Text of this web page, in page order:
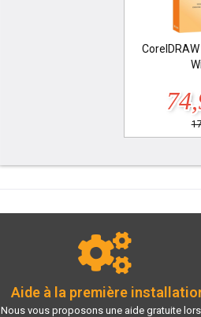
Aide à la première
Nous vous proposons une aide gratuite